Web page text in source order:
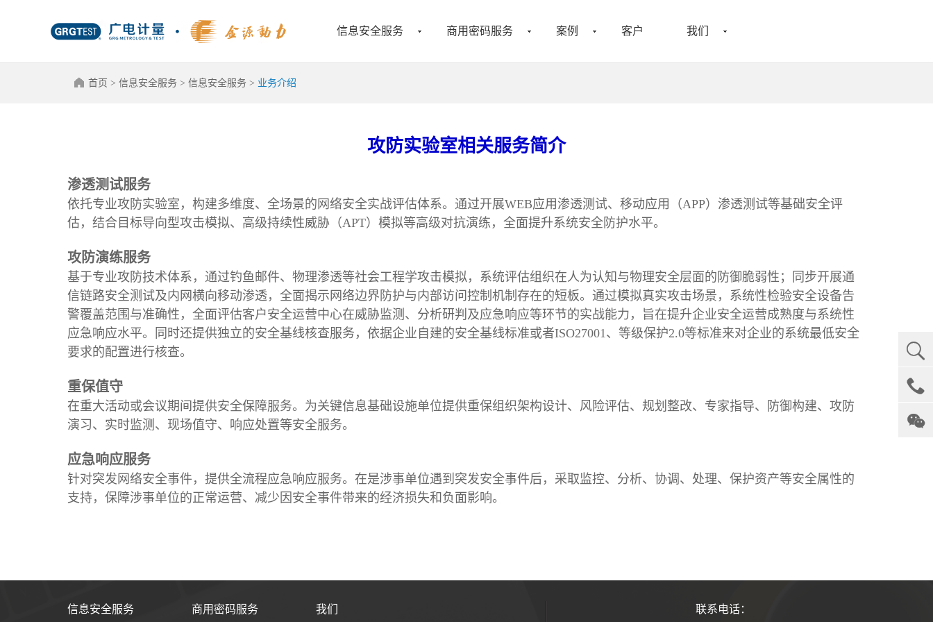
信息安全服务 商用密码服务 案例 客户 我们
首页 > 信息安全服务 > 信息安全服务 > 业务介绍
攻防实验室相关服务简介
渗透测试服务
依托专业攻防实验室，构建多维度、全场景的网络安全实战评估体系。通过开展WEB应用渗透测试、移动应用（APP）渗透测试等基础安全评
估，结合目标导向型攻击模拟、高级持续性威胁（APT）模拟等高级对抗演练，全面提升系统安全防护水平。
攻防演练服务
基于专业攻防技术体系，通过钓鱼邮件、物理渗透等社会工程学攻击模拟，系统评估组织在人为认知与物理安全层面的防御脆弱性；同步开展通
信链路安全测试及内网横向移动渗透，全面揭示网络边界防护与内部访问控制机制存在的短板。通过模拟真实攻击场景，系统性检验安全设备告
警覆盖范围与准确性，全面评估客户安全运营中心在威胁监测、分析研判及应急响应等环节的实战能力，旨在提升企业安全运营成熟度与系统性
应急响应水平。同时还提供独立的安全基线核查服务，依据企业自建的安全基线标准或者ISO27001、等级保护2.0等标准来对企业的系统最低安全
要求的配置进行核查。
重保值守
在重大活动或会议期间提供安全保障服务。为关键信息基础设施单位提供重保组织架构设计、风险评估、规划整改、专家指导、防御构建、攻防
演习、实时监测、现场值守、响应处置等安全服务。
应急响应服务
针对突发网络安全事件，提供全流程应急响应服务。在是涉事单位遇到突发安全事件后，采取监控、分析、协调、处理、保护资产等安全属性的
支持，保障涉事单位的正常运营、减少因安全事件带来的经济损失和负面影响。
信息安全服务 商用密码服务 我们 联系电话：


㐳